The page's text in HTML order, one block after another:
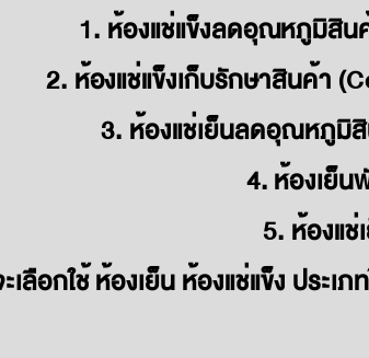
1. ห้องแช่แข็งลดอุณหภูมิสิ
2. ห้องแช่แข็งเก็บรักษาสินค้า
3. ห้องแช่เย็นลดอุณหภูมิ
4. ห้องเย็
5. ห้องแช่
เลือกใช้ ห้องเย็น ห้องแช่แข็ง ประเ